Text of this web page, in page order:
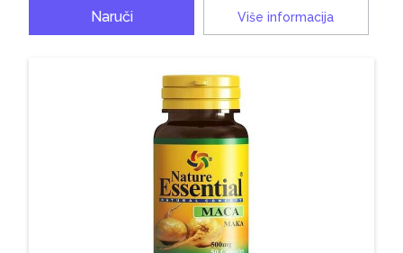
Naruči Više informacija